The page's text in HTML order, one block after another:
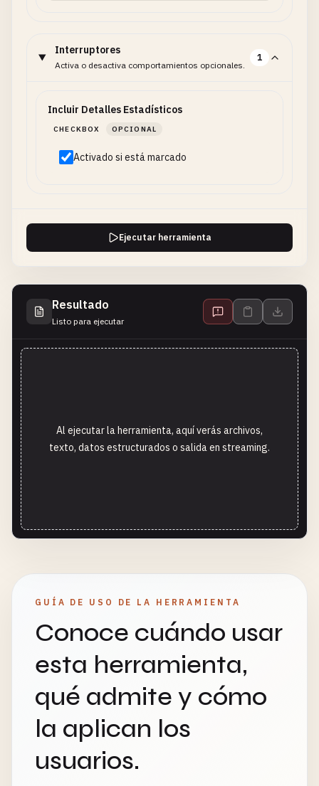
Interruptores
Activa o desactiva comportamientos opcionales.
1
Incluir Detalles Estadísticos
CHECKBOX OPCIONAL
Activado si está marcado
Ejecutar herramienta
Resultado
Listo para ejecutar
Al ejecutar la herramienta, aquí verás archivos,
texto, datos estructurados o salida en streaming.
GUÍA DE USO DE LA HERRAMIENTA
Conoce cuándo usar
esta herramienta,
qué admite y cómo
la aplican los
usuarios.